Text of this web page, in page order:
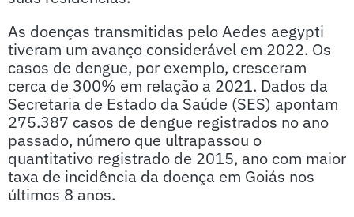
As doenças transmitidas pelo Aedes aegypti
tiveram um avanço considerável em 2022. Os
casos de dengue, por exemplo, cresceram
cerca de 300% em relação a 2021. Dados da
Secretaria de Estado da Saúde (SES) apontam
275.387 casos de dengue registrados no ano
passado, número que ultrapassou o
quantitativo registrado de 2015, ano com maior
taxa de incidência da doença em Goiás nos
últimos 8 anos.